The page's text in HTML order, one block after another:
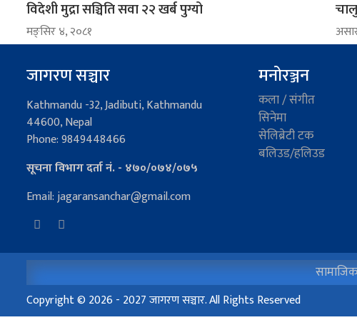
विदेशी मुद्रा सञ्चिति सवा २२ खर्ब पुग्यो
मङ्सिर ४, २०८१
जागरण सञ्चार
Kathmandu -32, Jadibuti, Kathmandu
44600, Nepal
Phone: 9849448466
सूचना विभाग दर्ता नं. - ४७०/०७४/०७५
Email: jagaransanchar@gmail.com
मनोरञ्जन
कला / संगीत
सिनेमा
सेलिब्रेटी टक
बलिउड/हलिउड
Copyright © 2026 - 2027 जागरण सञ्चार. All Rights Reserved